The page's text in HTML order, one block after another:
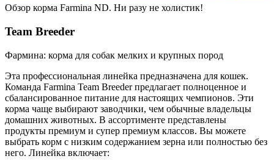
Обзор корма Farmina ND. Ни разу не холистик!
Team Breeder
Фармина: корма для собак мелких и крупных пород
Эта профессиональная линейка предназначена для кошек.
Команда Farmina Team Breeder предлагает полноценное и
сбалансированное питание для настоящих чемпионов. Эти
корма чаще выбирают заводчики, чем обычные владельцы
домашних животных. В ассортименте представлены
продукты премиум и супер премиум классов. Вы можете
выбрать корм с низким содержанием зерна или полностью без
него. Линейка включает: